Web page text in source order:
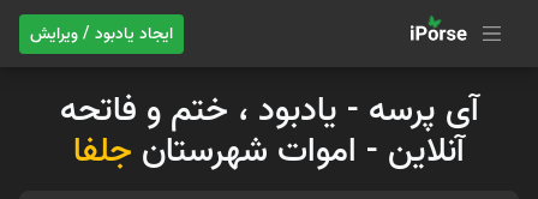
ایجاد یادبود / ویرایش
آی پرسه - یادبود ، ختم و فاتحه
آنلاین - اموات شهرستان جلفا